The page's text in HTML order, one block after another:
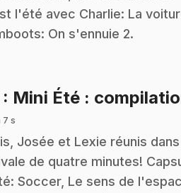
l'été avec Charlie: La
On s'ennuie 2.
: Mini Été :
7 s
Josée et Lexie réunis
de quatre minutes!
Soccer, Le sens de